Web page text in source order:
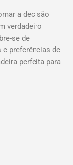
a decisão
verdadeiro
se de
e preferências de
perfeita para